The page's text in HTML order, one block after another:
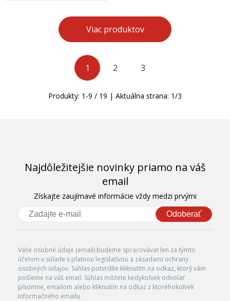
Viac produktov
1 2 3
Produkty: 1 -9 / 19 | Aktuálna strana: 1/3
Najdôležitejšie novinky priamo na váš
email
Získajte zaujímavé informácie vždy medzi prvými
Odoberať
Vaše osobné údaje (email) budeme spracovávať len za týmto
účelom v súlade s platnou legislatívou a zásadami ochrany
osobných údajov. Súhlas potvrdíte kliknutím na odkaz, ktorý vám
pošleme na váš email. Súhlas môžete kedykoľvek odvolať
písomne, emailom alebo kliknutím na odkaz z ktoréhokoľvek
informačného emailu.